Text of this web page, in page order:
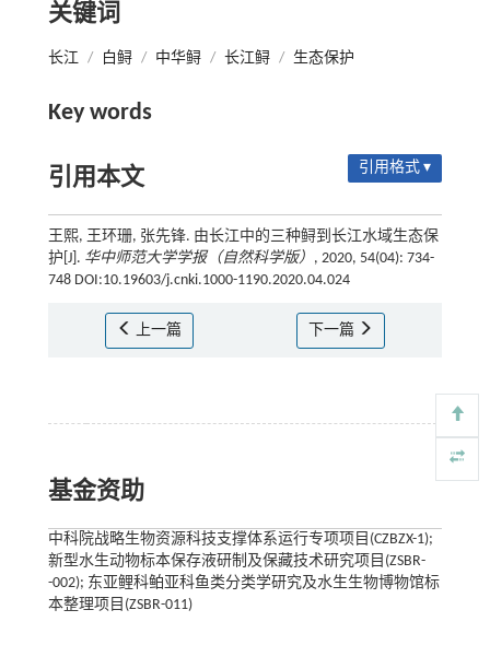
关键词
长江 / 白鲟 / 中华鲟 / 长江鲟 / 生态保护
Key words
引用本文 引用格式 ▾
王熙, 王环珊, 张先锋. 由长江中的三种鲟到长江水域生态保
护[J]. 华中师范大学学报（自然科学版） , 2020, 54(04): 734-
748 DOI:10.19603/j.cnki.1000-1190.2020.04.024
上一篇 下一篇
基金资助
中科院战略生物资源科技支撑体系运行专项项目(CZBZX-1);
新型水生动物标本保存液研制及保藏技术研究项目(ZSBR-
-002); 东亚鲤科鲌亚科鱼类分类学研究及水生生物博物馆标
本整理项目(ZSBR-011)